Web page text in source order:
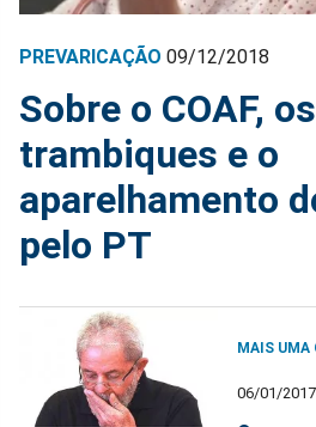
PREVARICAÇÃO 09/12/2018
Sobre o COAF, os
trambiques e o
aparelhamento
pelo PT
MAIS UMA
06/01/2017